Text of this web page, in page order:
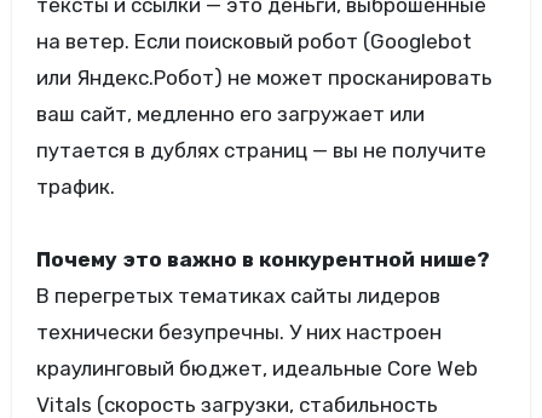
на ветер. Если поисковый робот (Googlebot
или Яндекс.Робот) не может просканировать
ваш сайт, медленно его загружает или
путается в дублях страниц — вы не получите
трафик.
Почему это важно в конкурентной нише?
В перегретых тематиках сайты лидеров
технически безупречны. У них настроен
краулинговый бюджет, идеальные Core Web
Vitals (скорость загрузки, стабильность